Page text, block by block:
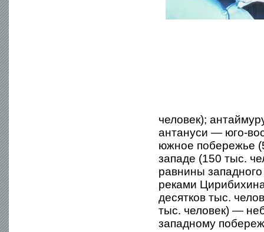
человек);
антануси — юго-
южное побережье
западе (150 тыс.
равнины
реками
десятков тыс.
тыс. человек) —
западному